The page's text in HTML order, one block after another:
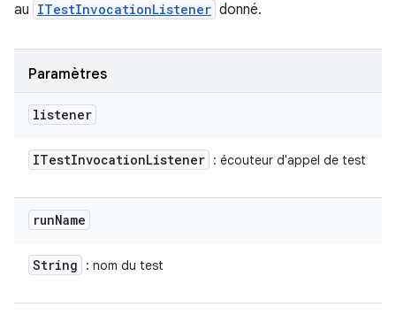
au ITestInvocationListener donné.
Paramètres
listener
ITestInvocationListener : écouteur d'appel de test
runName
String : nom du test